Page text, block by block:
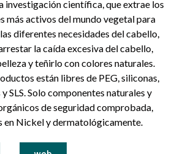
investigación científica, que extrae los
más activos del mundo vegetal para
diferentes necesidades del cabello,
la caída excesiva del cabello,
y teñirlo con colores naturales.
están libres de PEG, siliconas,
SLS. Solo componentes naturales y
de seguridad comprobada,
en Nickel y dermatológicamente.